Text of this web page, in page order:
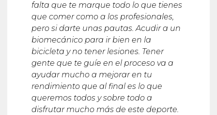
falta que te marque todo lo que tienes
que comer como a los profesionales,
pero si darte unas pautas. Acudir a un
biomecánico para ir bien en la
bicicleta y no tener lesiones. Tener
gente que te guíe en el proceso va a
ayudar mucho a mejorar en tu
rendimiento que al final es lo que
queremos todos y sobre todo a
disfrutar mucho más de este deporte.